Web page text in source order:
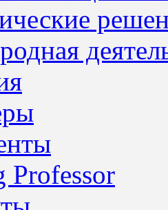
Professor